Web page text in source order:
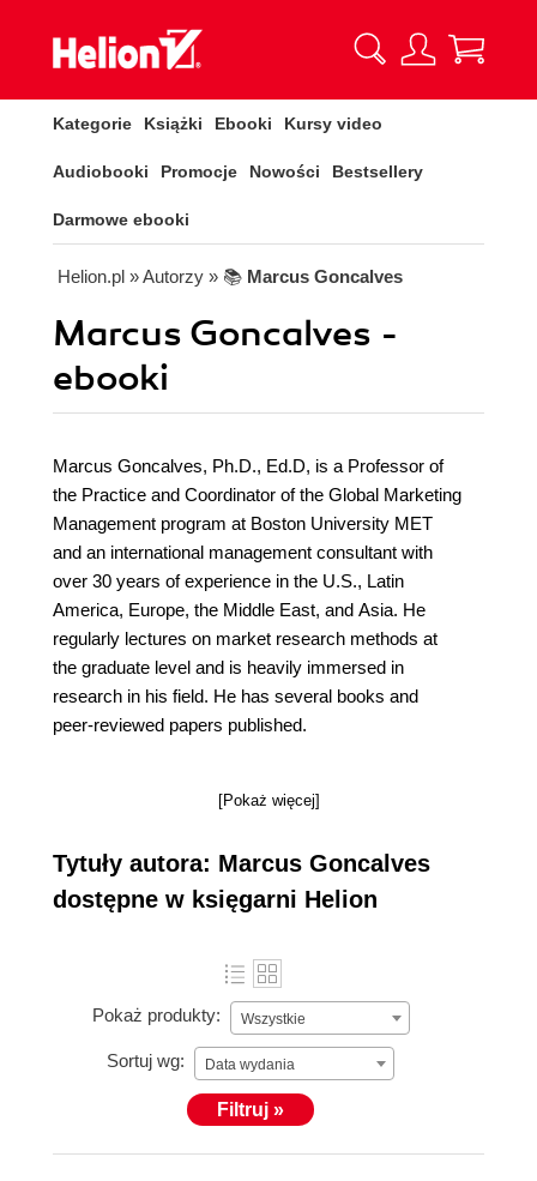
Kategorie Książki Ebooki Kursy video
Audiobooki Promocje Nowości Bestsellery
Darmowe ebooki
Helion.pl » Autorzy » 📚 Marcus Goncalves
Marcus Goncalves -
ebooki
Marcus Goncalves, Ph.D., Ed.D, is a Professor of
the Practice and Coordinator of the Global Marketing
Management program at Boston University MET
and an international management consultant with
over 30 years of experience in the U.S., Latin
America, Europe, the Middle East, and Asia. He
regularly lectures on market research methods at
the graduate level and is heavily immersed in
research in his field. He has several books and
peer-reviewed papers published.
[Pokaż więcej]
Tytuły autora: Marcus Goncalves
dostępne w księgarni Helion
Pokaż produkty: Wszystkie
Sortuj wg: Data wydania
Filtruj »